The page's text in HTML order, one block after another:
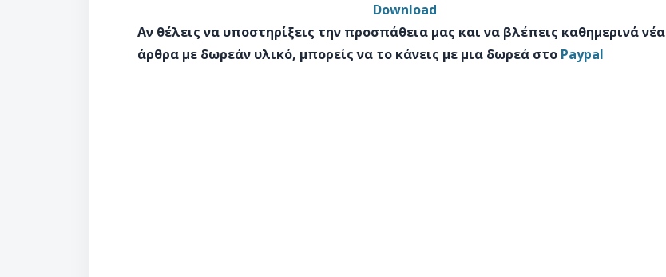
Download
Αν θέλεις να υποστηρίξεις την προσπάθεια μας και να βλέπεις καθημερινά νέα
άρθρα με δωρεάν υλικό, μπορείς να το κάνεις με μια δωρεά στο Paypal